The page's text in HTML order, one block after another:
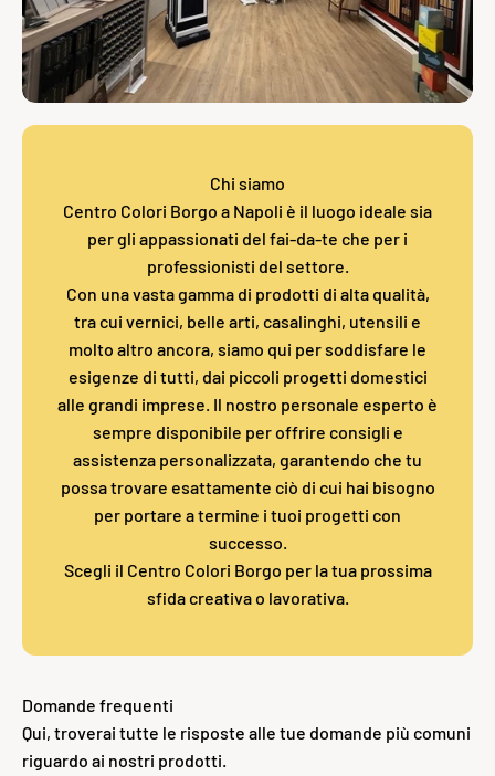
Chi siamo
Centro Colori Borgo a Napoli è il luogo ideale sia
per gli appassionati del fai-da-te che per i
professionisti del settore.
Con una vasta gamma di prodotti di alta qualità,
tra cui vernici, belle arti, casalinghi, utensili e
molto altro ancora, siamo qui per soddisfare le
esigenze di tutti, dai piccoli progetti domestici
alle grandi imprese. Il nostro personale esperto è
sempre disponibile per offrire consigli e
assistenza personalizzata, garantendo che tu
possa trovare esattamente ciò di cui hai bisogno
per portare a termine i tuoi progetti con
successo.
Scegli il Centro Colori Borgo per la tua prossima
sfida creativa o lavorativa.
Domande frequenti
Qui, troverai tutte le risposte alle tue domande più comuni
riguardo ai nostri prodotti.